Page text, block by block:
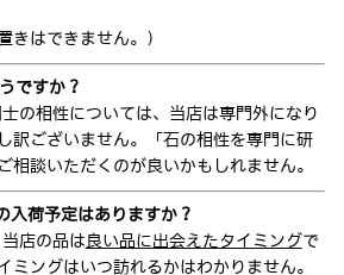
きはできません。）
ですか？
の相性については、当店は専門外になり
訳ございません。「石の相性を専門に研
相談いただくのが良いかもしれません。
入荷予定はありますか？
店の品は 良い品に出会えたタイミングで
ミングはいつ訪れるかはわかりません。